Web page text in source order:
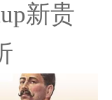
新贵